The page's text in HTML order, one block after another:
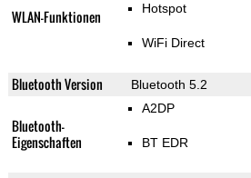
WLAN-Funktionen Hotspot
WiFi Direct
Bluetooth Version Bluetooth 5.2
Bluetooth-
Eigenschaften
A2DP
BT EDR